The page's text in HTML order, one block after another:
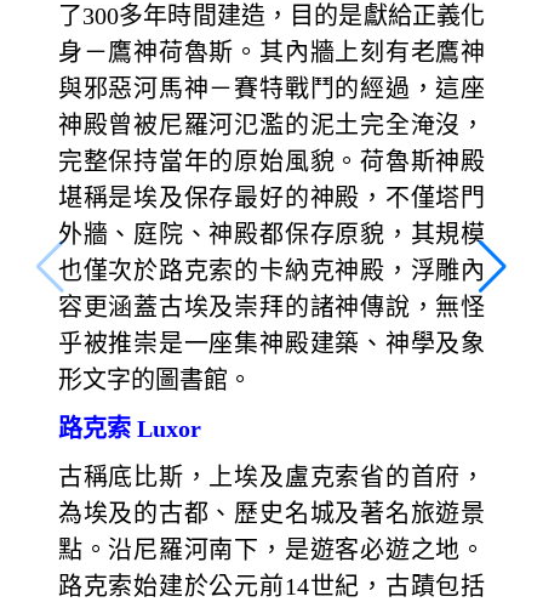
了300多年時間建造，目的是獻給正義化
身－鷹神荷魯斯。其內牆上刻有老鷹神
與邪惡河馬神－賽特戰鬥的經過，這座
神殿曾被尼羅河氾濫的泥土完全淹沒，
完整保持當年的原始風貌。荷魯斯神殿
堪稱是埃及保存最好的神殿，不僅塔門
外牆、庭院、神殿都保存原貌，其規模
也僅次於路克索的卡納克神殿，浮雕內
容更涵蓋古埃及崇拜的諸神傳說，無怪
乎被推崇是一座集神殿建築、神學及象
形文字的圖書館。
路克索 Luxor
古稱底比斯，上埃及盧克索省的首府，
為埃及的古都、歷史名城及著名旅遊景
點。沿尼羅河南下，是遊客必遊之地。
路克索始建於公元前14世紀，古蹟包括